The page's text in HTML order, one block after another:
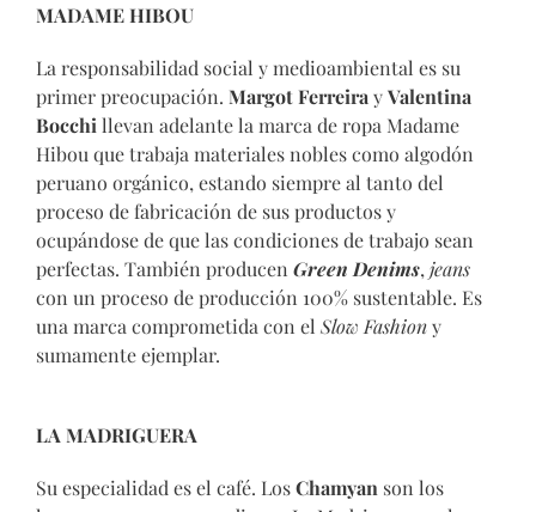
MADAME HIBOU
La responsabilidad social y medioambiental es su
primer preocupación. Margot Ferreira yValentina
Bocchi llevan adelante la marca de ropa Madame
Hibou que trabaja materiales nobles como algodón
peruano orgánico, estando siempre al tanto del
proceso de fabricación de sus productos y
ocupándose de que las condiciones de trabajo sean
perfectas. También producen Green Denims, jeans
con un proceso de producción 100% sustentable. Es
una marca comprometida con el Slow Fashiony
sumamente ejemplar.
LA MADRIGUERA
Su especialidad es el café. LosChamyan son los